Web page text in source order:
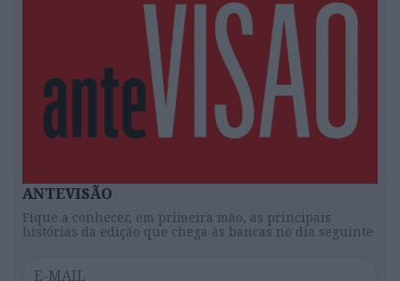
ANTEVISÃO
Fique a conhecer, em primeira mão, as principais
histórias da edição que chega às bancas no dia seguinte